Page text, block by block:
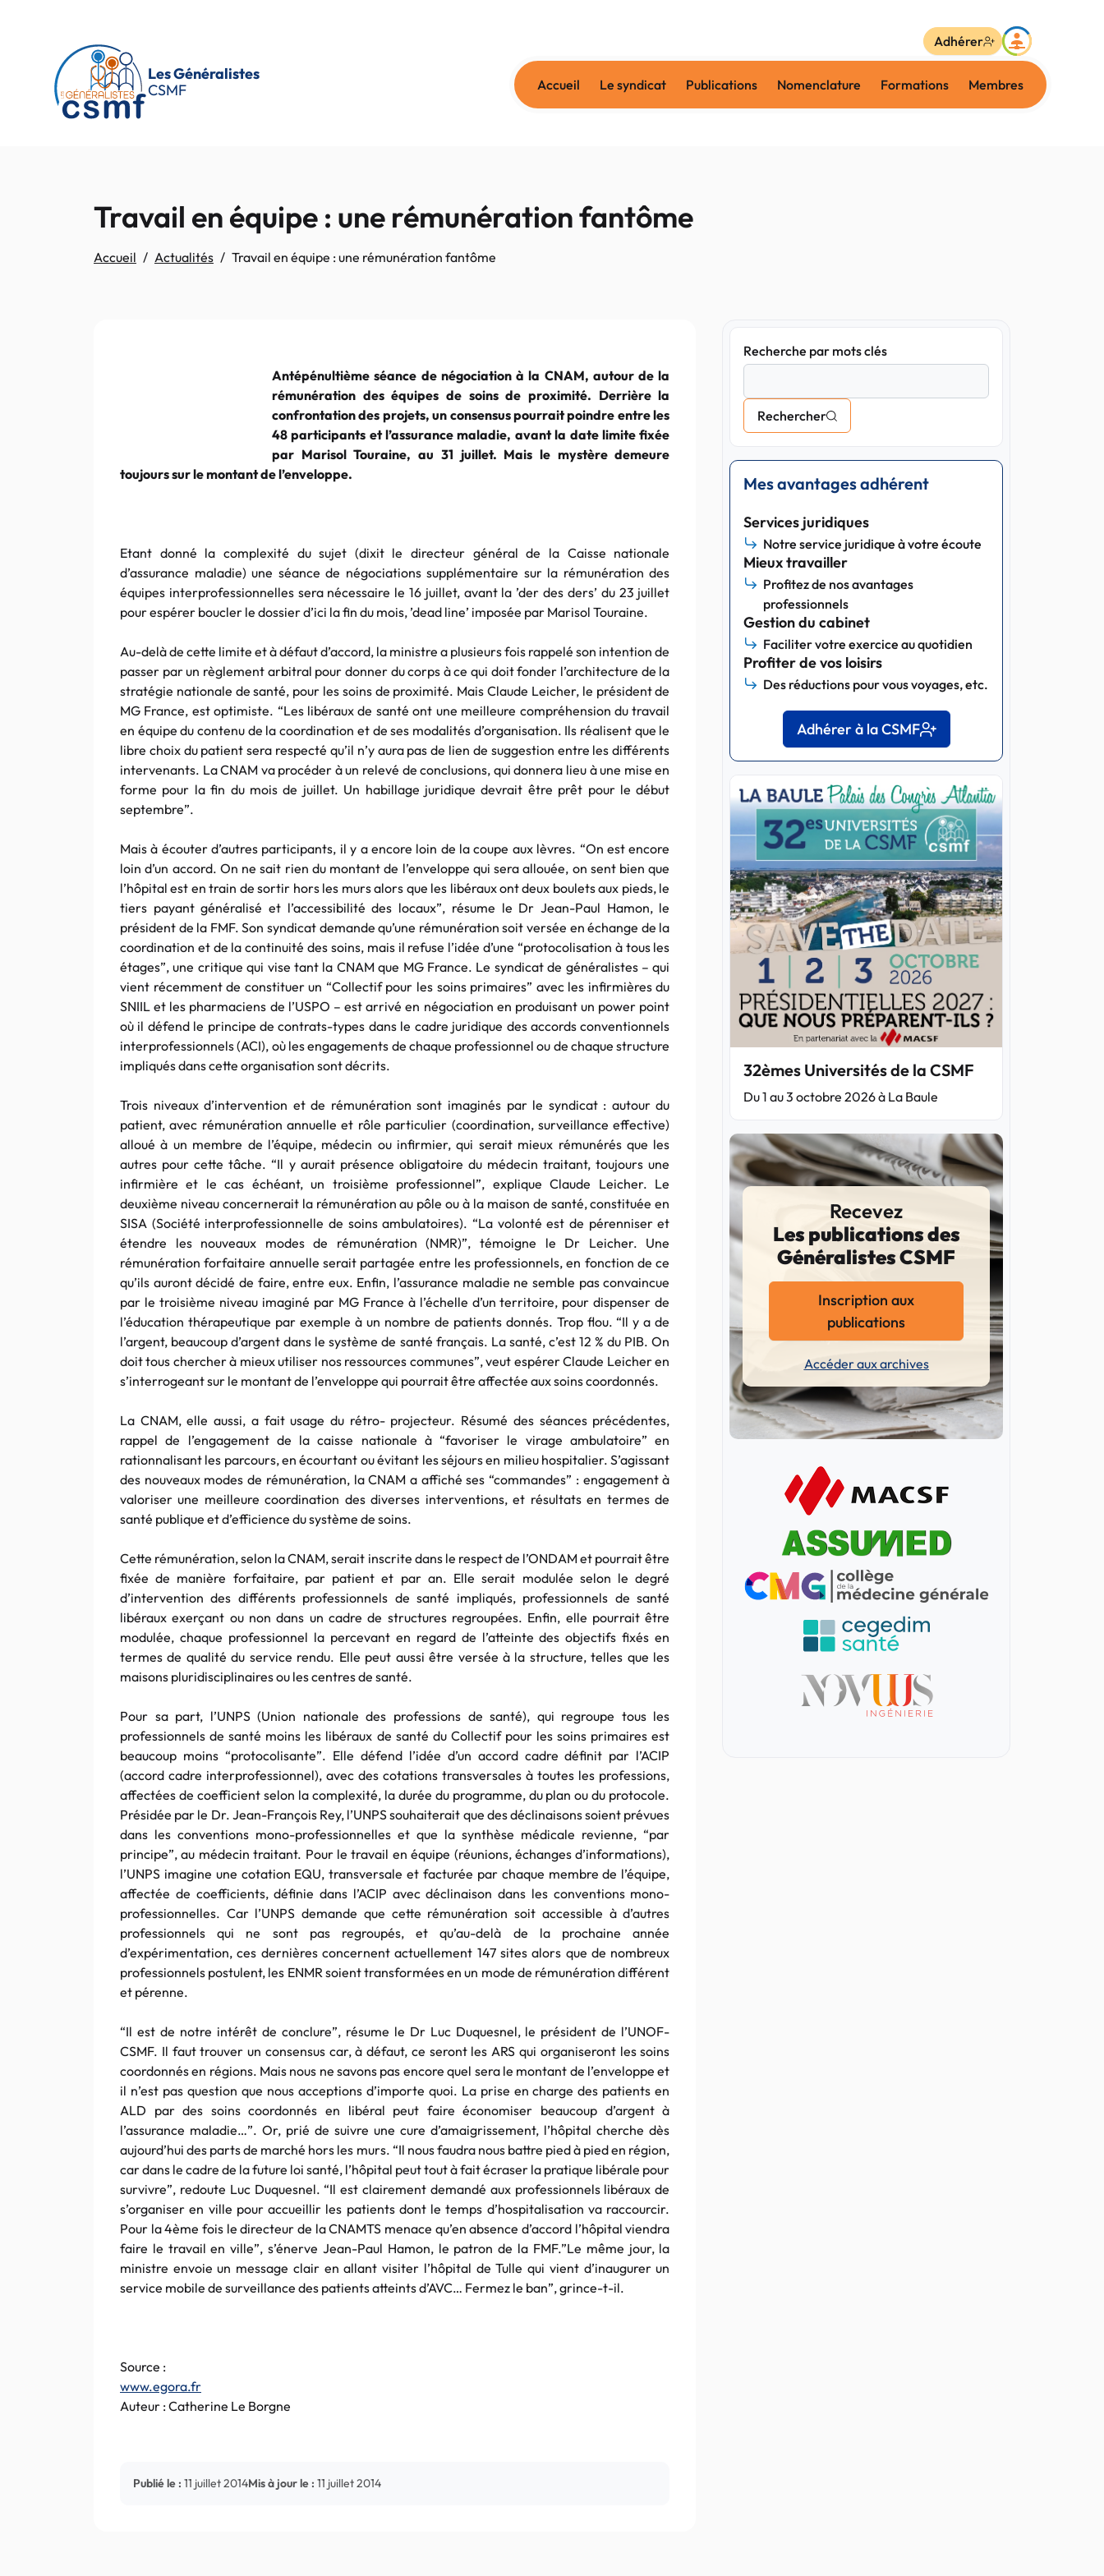
Les Généralistes
CSMF
Accueil Le syndicat Publications Nomenclature Formations Membres
Adhérer
Travail en équipe : une rémunération fantôme
Accueil Actualités Travail en équipe : une rémunération fantôme
Antépénultième séance de négociation à la CNAM, autour de la
rémunération des équipes de soins de proximité. Derrière la
confrontation des projets, un consensus pourrait poindre entre les
48 participants et l’assurance maladie, avant la date limite fixée
par Marisol Touraine, au 31 juillet. Mais le mystère demeure
toujours sur le montant de l’enveloppe.
Etant donné la complexité du sujet (dixit le directeur général de la Caisse nationale
d’assurance maladie) une séance de négociations supplémentaire sur la rémunération des
équipes interprofessionnelles sera nécessaire le 16 juillet, avant la ’der des ders’ du 23 juillet
pour espérer boucler le dossier d’ici la fin du mois, ’dead line’ imposée par Marisol Touraine.
Au-delà de cette limite et à défaut d’accord, la ministre a plusieurs fois rappelé son intention de
passer par un règlement arbitral pour donner du corps à ce qui doit fonder l’architecture de la
stratégie nationale de santé, pour les soins de proximité. Mais Claude Leicher, le président de
MG France, est optimiste. “Les libéraux de santé ont une meilleure compréhension du travail
en équipe du contenu de la coordination et de ses modalités d’organisation. Ils réalisent que le
libre choix du patient sera respecté qu’il n’y aura pas de lien de suggestion entre les différents
intervenants. La CNAM va procéder à un relevé de conclusions, qui donnera lieu à une mise en
forme pour la fin du mois de juillet. Un habillage juridique devrait être prêt pour le début
septembre”.
Mais à écouter d’autres participants, il y a encore loin de la coupe aux lèvres. “On est encore
loin d’un accord. On ne sait rien du montant de l’enveloppe qui sera allouée, on sent bien que
l’hôpital est en train de sortir hors les murs alors que les libéraux ont deux boulets aux pieds, le
tiers payant généralisé et l’accessibilité des locaux”, résume le Dr Jean-Paul Hamon, le
président de la FMF. Son syndicat demande qu’une rémunération soit versée en échange de la
coordination et de la continuité des soins, mais il refuse l’idée d’une “protocolisation à tous les
étages”, une critique qui vise tant la CNAM que MG France. Le syndicat de généralistes – qui
vient récemment de constituer un “Collectif pour les soins primaires” avec les infirmières du
SNIIL et les pharmaciens de l’USPO – est arrivé en négociation en produisant un power point
où il défend le principe de contrats-types dans le cadre juridique des accords conventionnels
interprofessionnels (ACI), où les engagements de chaque professionnel ou de chaque structure
impliqués dans cette organisation sont décrits.
Trois niveaux d’intervention et de rémunération sont imaginés par le syndicat : autour du
patient, avec rémunération annuelle et rôle particulier (coordination, surveillance effective)
alloué à un membre de l’équipe, médecin ou infirmier, qui serait mieux rémunérés que les
autres pour cette tâche. “Il y aurait présence obligatoire du médecin traitant, toujours une
infirmière et le cas échéant, un troisième professionnel”, explique Claude Leicher. Le
deuxième niveau concernerait la rémunération au pôle ou à la maison de santé, constituée en
SISA (Société interprofessionnelle de soins ambulatoires). “La volonté est de pérenniser et
étendre les nouveaux modes de rémunération (NMR)”, témoigne le Dr Leicher. Une
rémunération forfaitaire annuelle serait partagée entre les professionnels, en fonction de ce
qu’ils auront décidé de faire, entre eux. Enfin, l’assurance maladie ne semble pas convaincue
par le troisième niveau imaginé par MG France à l’échelle d’un territoire, pour dispenser de
l’éducation thérapeutique par exemple à un nombre de patients donnés. Trop flou. “Il y a de
l’argent, beaucoup d’argent dans le système de santé français. La santé, c’est 12 % du PIB. On
doit tous chercher à mieux utiliser nos ressources communes”, veut espérer Claude Leicher en
s’interrogeant sur le montant de l’enveloppe qui pourrait être affectée aux soins coordonnés.
La CNAM, elle aussi, a fait usage du rétro- projecteur. Résumé des séances précédentes,
rappel de l’engagement de la caisse nationale à “favoriser le virage ambulatoire” en
rationnalisant les parcours, en écourtant ou évitant les séjours en milieu hospitalier. S’agissant
des nouveaux modes de rémunération, la CNAM a affiché ses “commandes” : engagement à
valoriser une meilleure coordination des diverses interventions, et résultats en termes de
santé publique et d’efficience du système de soins.
Cette rémunération, selon la CNAM, serait inscrite dans le respect de l’ONDAM et pourrait être
fixée de manière forfaitaire, par patient et par an. Elle serait modulée selon le degré
d’intervention des différents professionnels de santé impliqués, professionnels de santé
libéraux exerçant ou non dans un cadre de structures regroupées. Enfin, elle pourrait être
modulée, chaque professionnel la percevant en regard de l’atteinte des objectifs fixés en
termes de qualité du service rendu. Elle peut aussi être versée à la structure, telles que les
maisons pluridisciplinaires ou les centres de santé.
Pour sa part, l’UNPS (Union nationale des professions de santé), qui regroupe tous les
professionnels de santé moins les libéraux de santé du Collectif pour les soins primaires est
beaucoup moins “protocolisante”. Elle défend l’idée d’un accord cadre définit par l’ACIP
(accord cadre interprofessionnel), avec des cotations transversales à toutes les professions,
affectées de coefficient selon la complexité, la durée du programme, du plan ou du protocole.
Présidée par le Dr. Jean-François Rey, l’UNPS souhaiterait que des déclinaisons soient prévues
dans les conventions mono-professionnelles et que la synthèse médicale revienne, “par
principe”, au médecin traitant. Pour le travail en équipe (réunions, échanges d’informations),
l’UNPS imagine une cotation EQU, transversale et facturée par chaque membre de l’équipe,
affectée de coefficients, définie dans l’ACIP avec déclinaison dans les conventions mono-
professionnelles. Car l’UNPS demande que cette rémunération soit accessible à d’autres
professionnels qui ne sont pas regroupés, et qu’au-delà de la prochaine année
d’expérimentation, ces dernières concernent actuellement 147 sites alors que de nombreux
professionnels postulent, les ENMR soient transformées en un mode de rémunération différent
et pérenne.
“Il est de notre intérêt de conclure”, résume le Dr Luc Duquesnel, le président de l’UNOF-
CSMF. Il faut trouver un consensus car, à défaut, ce seront les ARS qui organiseront les soins
coordonnés en régions. Mais nous ne savons pas encore quel sera le montant de l’enveloppe et
il n’est pas question que nous acceptions d’importe quoi. La prise en charge des patients en
ALD par des soins coordonnés en libéral peut faire économiser beaucoup d’argent à
l’assurance maladie…”. Or, prié de suivre une cure d’amaigrissement, l’hôpital cherche dès
aujourd’hui des parts de marché hors les murs. “Il nous faudra nous battre pied à pied en région,
car dans le cadre de la future loi santé, l’hôpital peut tout à fait écraser la pratique libérale pour
survivre”, redoute Luc Duquesnel. “Il est clairement demandé aux professionnels libéraux de
s’organiser en ville pour accueillir les patients dont le temps d’hospitalisation va raccourcir.
Pour la 4ème fois le directeur de la CNAMTS menace qu’en absence d’accord l’hôpital viendra
faire le travail en ville”, s’énerve Jean-Paul Hamon, le patron de la FMF.”Le même jour, la
ministre envoie un message clair en allant visiter l’hôpital de Tulle qui vient d’inaugurer un
service mobile de surveillance des patients atteints d’AVC… Fermez le ban”, grince-t-il.
Source :
www.egora.fr
Auteur : Catherine Le Borgne
Publié le : 11 juillet 2014Mis à jour le : 11 juillet 2014
Recherche par mots clés
Rechercher
Mes avantages adhérent
Services juridiques
Notre service juridique à votre écoute
Mieux travailler
Profitez de nos avantages
professionnels
Gestion du cabinet
Faciliter votre exercice au quotidien
Profiter de vos loisirs
Des réductions pour vous voyages, etc.
Adhérer à la CSMF
32èmes Universités de la CSMF
Du 1 au 3 octobre 2026 à La Baule
Recevez
Les publications des
Généralistes CSMF
Inscription aux
publications
Accéder aux archives